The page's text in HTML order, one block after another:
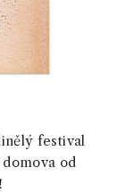
festival
od